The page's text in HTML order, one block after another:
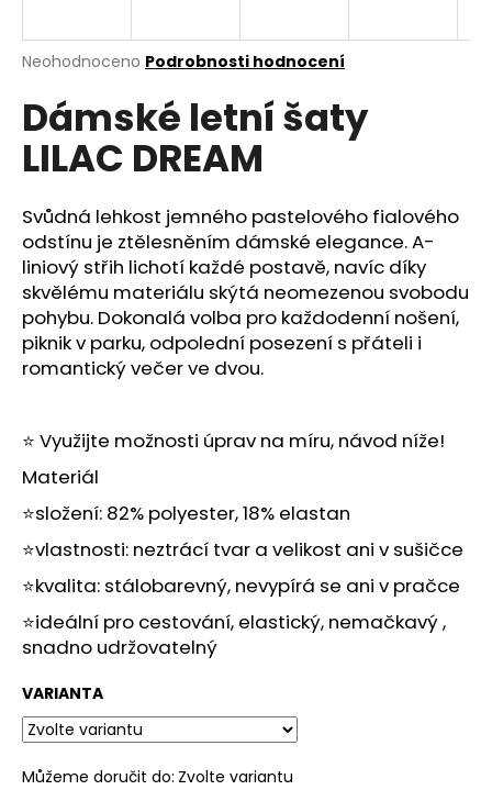
Průměrné
produktu
je
0,0
hvězdiček.
Neohodnoceno Podrobnosti hodnocení
Dámské letní šaty
LILAC DREAM
Svůdná lehkost jemného pastelového fialového
odstínu je ztělesněním dámské elegance. A-
liniový střih lichotí každé postavě, navíc díky
skvělému materiálu skýtá neomezenou svobodu
pohybu. Dokonalá volba pro každodenní nošení,
piknik v parku, odpolední posezení s přáteli i
romantický večer ve dvou.
⭐ Využijte možnosti úprav na míru, návod níže!
Materiál
⭐složení: 82% polyester, 18% elastan
⭐vlastnosti: neztrácí tvar a velikost ani v sušičce
⭐kvalita: stálobarevný, nevypírá se ani v pračce
⭐ideální pro cestování, elastický, nemačkavý ,
snadno udržovatelný
VARIANTA
Můžeme doručit do: Zvolte variantu
j
t
?
HLEDAT
D
o
r
u
u
j
m
e